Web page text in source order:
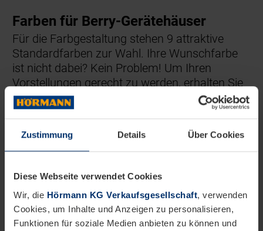
Zustimmung Details Über Cookies
Diese Webseite verwendet Cookies
Wir, die Hörmann KG Verkaufsgesellschaft, verwenden
Cookies, um Inhalte und Anzeigen zu personalisieren,
Funktionen für soziale Medien anbieten zu können und
Farben für Berry-Gerätehäuser
Für die Farbgestaltung stehen 9 attraktive
Standardfarben zur Wahl. Ihre Wunschfarbe
ist nicht dabei? Kein Problem! Um Ihren
Vorstellungen gerecht zu werden, erhalten Sie
die Hörmann Gerätehäuser gegen einen
Aufpreis auch in sämtlichen RAL-Farben.